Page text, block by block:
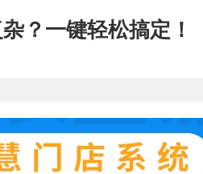
？一键轻松搞定！